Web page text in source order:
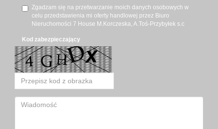
Zgadzam się na przetwarzanie moich danych osobowych w
celu przedstawienia mi oferty handlowej przez Biuro
Nieruchomości 7 House M.Korczeska, A.Toś-Przybyłek s.c
Kod zabezpieczający